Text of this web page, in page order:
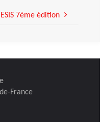
7ème édition
France